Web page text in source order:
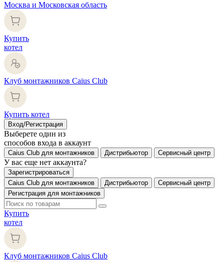
Москва и Московская область
Купить
котел
Клуб монтажников Caius Club
Купить котел
Вход/Регистрация
Выберете один из
способов входа в аккаунт
Caius Club для монтажников Дистрибьютор Сервисный центр
У вас еще нет аккаунта?
Зарегистрироваться
Caius Club для монтажников
Дистрибьютор
Сервисный центр
Регистрация для монтажников
Купить
котел
Клуб монтажников Caius Club